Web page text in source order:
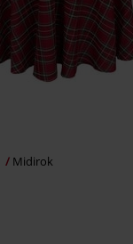
Midirok